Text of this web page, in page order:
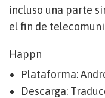
incluso una parte
el fin de
Happn
Plataforma:
Descarga: